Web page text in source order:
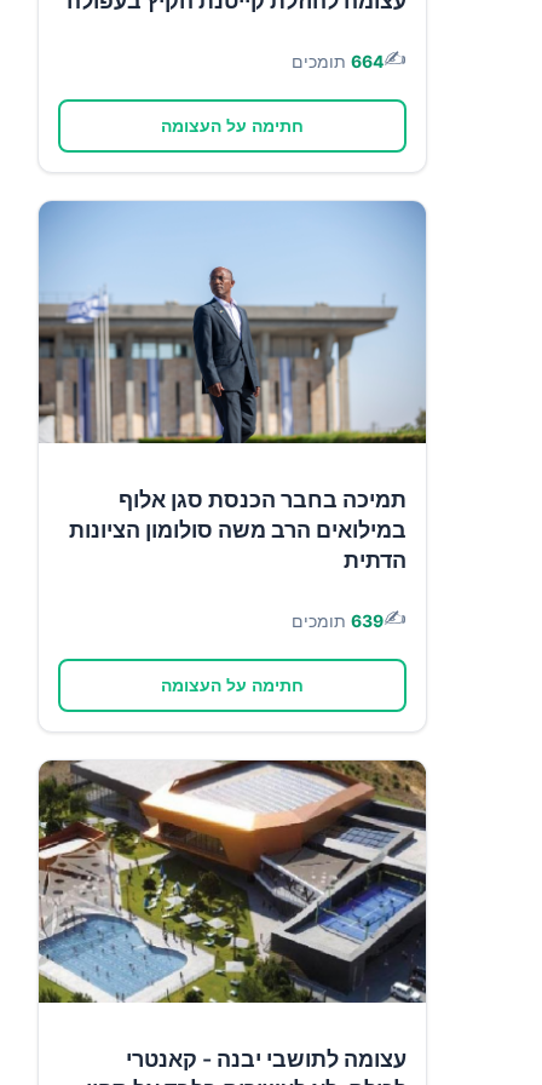
✍️
664 תומכים
חתימה על העצומה
תמיכה בחבר הכנסת סגן אלוף
במילואים הרב משה סולומון הציונות
הדתית
✍️
639 תומכים
חתימה על העצומה
עצומה לתושבי יבנה - קאנטרי